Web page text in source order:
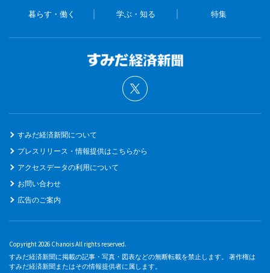
暮らす・働く 学ぶ・知る 特集
すみだ経済新聞について
プレスリリース・情報提供はこちらから
アクセスデータの利用について
お問い合わせ
広告のご案内
Copyright 2026 Chanois All rights reserved.
すみだ経済新聞に掲載の記事・写真・図表などの無断転載を禁止します。 著作権は
すみだ経済新聞またはその情報提供者に属します。